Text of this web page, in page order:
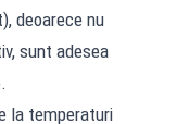
deoarece nu
sunt adesea
la temperaturi